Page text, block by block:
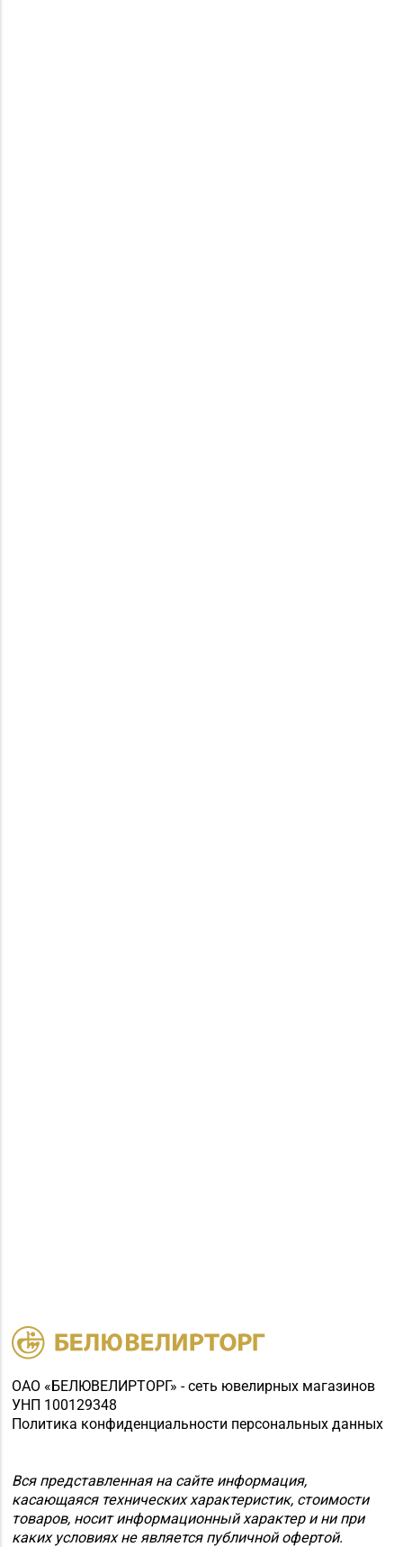
ОАО «БЕЛЮВЕЛИРТОРГ» - сеть ювелирных магазинов
УНП 100129348
Политика конфиденциальности персональных данных
Вся представленная на сайте информация,
касающаяся технических характеристик, стоимости
товаров, носит информационный характер и ни при
каких условиях не является публичной офертой.